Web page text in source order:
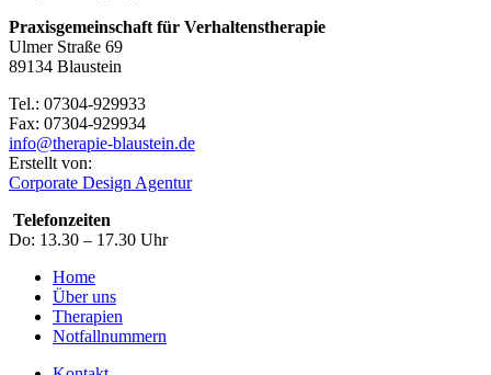
Praxisgemeinschaft für Verhaltenstherapie
Ulmer Straße 69
89134 Blaustein
Tel.: 07304-929933
Fax: 07304-929934
info@therapie-blaustein.de
Erstellt von:
Corporate Design Agentur
Telefonzeiten
Do: 13.30 – 17.30 Uhr
Home
Über uns
Therapien
Notfallnummern